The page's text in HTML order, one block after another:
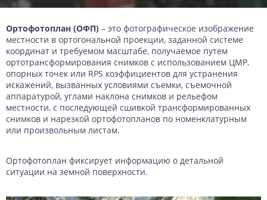
Ортофотоплан (ОФП) – это фотографическое изображение
местности в ортогональной проекции, заданной системе
координат и требуемом масштабе, получаемое путем
ортотрансформирования снимков с использованием ЦМР,
опорных точек или RPS коэффициентов для устранения
искажений, вызванных условиями съемки, съемочной
аппаратурой, углами наклона снимков и рельефом
местности, с последующей сшивкой трансформированных
снимков и нарезкой ортофотопланов по номенклатурным
или произвольным листам.
Ортофотоплан фиксирует информацию о детальной
ситуации на земной поверхности.